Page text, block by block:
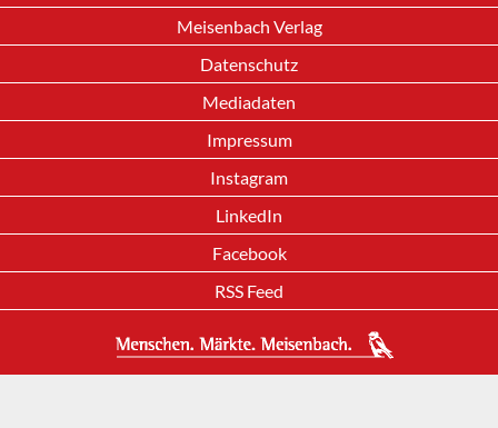
Meisenbach Verlag
Datenschutz
Mediadaten
Impressum
Instagram
LinkedIn
Facebook
RSS Feed